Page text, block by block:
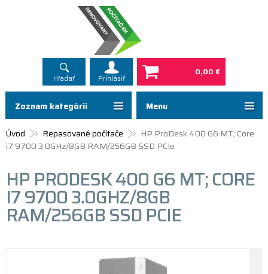
Hľadať Prihlásiť
0,00 €
Menu
Úvod Repasované počítače
HP ProDesk 400 G6 MT; Core
i7 9700 3.0GHz/8GB RAM/256GB SSD PCIe
HP PRODESK 400 G6 MT; CORE
I7 9700 3.0GHZ/8GB
RAM/256GB SSD PCIE
Zoznam kategórií